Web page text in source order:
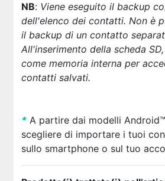
NB: Viene eseguito il backup
dell'elenco dei contatti. Non è
il backup di un contatto
All'inserimento della scheda
come memoria interna per
contatti salvati.
* A partire dai modelli
scegliere di importare i tuoi
sullo smartphone o sul tuo